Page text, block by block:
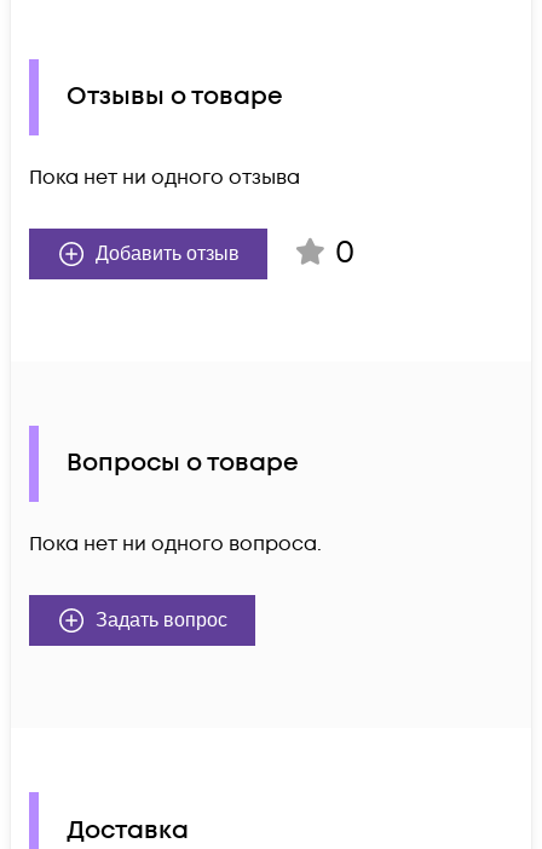
Отзывы о товаре
Пока нет ни одного отзыва
Добавить отзыв 0
Вопросы о товаре
Пока нет ни одного вопроса.
Задать вопрос
Доставка